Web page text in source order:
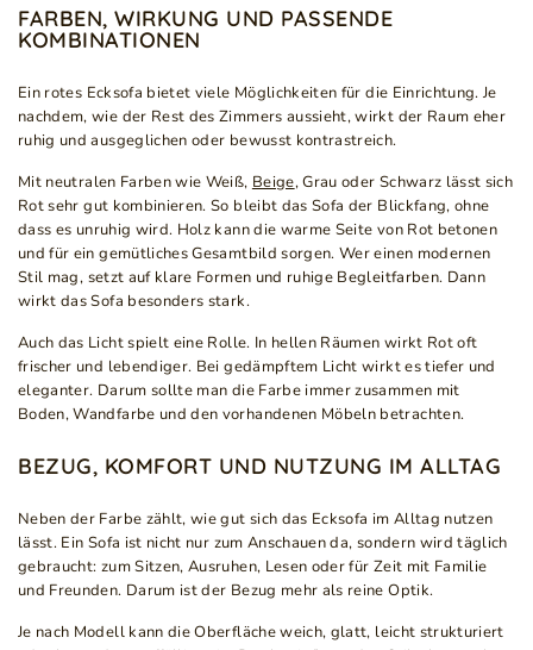
FARBEN, WIRKUNG UND PASSENDE
KOMBINATIONEN
Ein rotes Ecksofa bietet viele Möglichkeiten für die Einrichtung. Je
nachdem, wie der Rest des Zimmers aussieht, wirkt der Raum eher
ruhig und ausgeglichen oder bewusst kontrastreich.
Mit neutralen Farben wie Weiß, Beige, Grau oder Schwarz lässt sich
Rot sehr gut kombinieren. So bleibt das Sofa der Blickfang, ohne
dass es unruhig wird. Holz kann die warme Seite von Rot betonen
und für ein gemütliches Gesamtbild sorgen. Wer einen modernen
Stil mag, setzt auf klare Formen und ruhige Begleitfarben. Dann
wirkt das Sofa besonders stark.
Auch das Licht spielt eine Rolle. In hellen Räumen wirkt Rot oft
frischer und lebendiger. Bei gedämpftem Licht wirkt es tiefer und
eleganter. Darum sollte man die Farbe immer zusammen mit
Boden, Wandfarbe und den vorhandenen Möbeln betrachten.
BEZUG, KOMFORT UND NUTZUNG IM ALLTAG
Neben der Farbe zählt, wie gut sich das Ecksofa im Alltag nutzen
lässt. Ein Sofa ist nicht nur zum Anschauen da, sondern wird täglich
gebraucht: zum Sitzen, Ausruhen, Lesen oder für Zeit mit Familie
und Freunden. Darum ist der Bezug mehr als reine Optik.
Je nach Modell kann die Oberfläche weich, glatt, leicht strukturiert